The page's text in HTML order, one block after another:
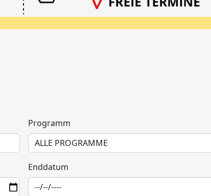
Programm
Enddatum